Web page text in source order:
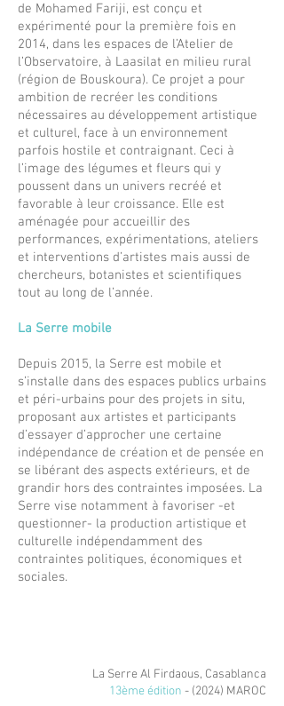
de Mohamed Fariji, est conçu et
expérimenté pour la première fois en
2014, dans les espaces de l’Atelier de
l’Observatoire, à Laasilat en milieu rural
(région de Bouskoura). Ce projet a pour
ambition de recréer les conditions
nécessaires au développement artistique
et culturel, face à un environnement
parfois hostile et contraignant. Ceci à
l’image des légumes et fleurs qui y
poussent dans un univers recréé et
favorable à leur croissance. Elle est
aménagée pour accueillir des
performances, expérimentations, ateliers
et interventions d’artistes mais aussi de
chercheurs, botanistes et scientifiques
tout au long de l’année.
La Serre mobile
Depuis 2015, la Serre est mobile et
s’installe dans des espaces publics urbains
et péri-urbains pour des projets in situ,
proposant aux artistes et participants
d’essayer d’approcher une certaine
indépendance de création et de pensée en
se libérant des aspects extérieurs, et de
grandir hors des contraintes imposées. La
Serre vise notamment à favoriser -et
questionner- la production artistique et
culturelle indépendamment des
contraintes politiques, économiques et
sociales.
La Serre Al Firdaous, Casablanca
13ème édition - (2024) MAROC